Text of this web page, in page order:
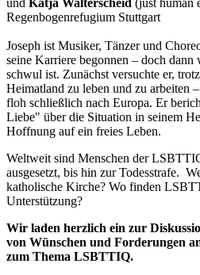
Regenbogenrefugium Stuttgart
Joseph ist Musiker, Tänzer und
seine Karriere begonnen – doch dann
schwul ist. Zunächst versuchte er,
Heimatland zu leben und zu arbeiten
floh schließlich nach Europa. Er
Liebe" über die Situation in seinem
Hoffnung auf ein freies Leben.
Weltweit sind Menschen der
ausgesetzt, bis hin zur Todesstrafe.
katholische Kirche? Wo finden
Unterstützung?
Wir laden herzlich ein zur
von Wünschen und Forderungen
zum Thema LSBTTIQ.